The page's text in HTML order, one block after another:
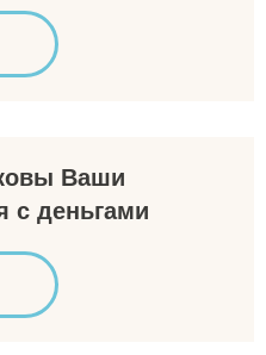
Ваши
с деньгами